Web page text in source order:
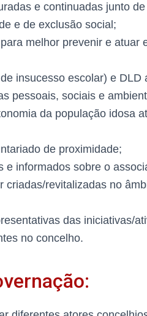
e continuadas junto
e de exclusão social;
melhor prevenir e atuar
insucesso escolar) e DLD
pessoais, sociais e
da população idosa
de proximidade;
e informados sobre o
criadas/revitalizadas no
das iniciativas/
no concelho.